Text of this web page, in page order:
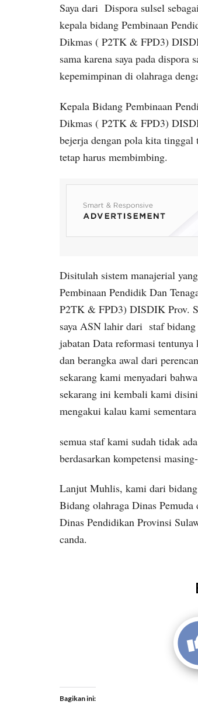
Saya dari Dispora sulsel
kepala bidang Pembinaan
Dikmas ( P2TK & FPD3)
sama karena saya pada
kepemimpinan di olahraga
Kepala Bidang Pembinaan
Dikmas ( P2TK & FPD3)
bejerja dengan pola kita
tetap harus membimbing.
Disitulah sistem manajerial
Pembinaan Pendidik Dan
P2TK & FPD3) DISDIK Prov.
saya ASN lahir dari staf bidang
jabatan Data reformasi
dan berangka awal dari
sekarang kami menyadari
sekarang ini kembali kami
mengakui kalau kami
semua staf kami sudah tidak
berdasarkan kompetensi
Lanjut Muhlis, kami dari bidang
Bidang olahraga Dinas
Dinas Pendidikan Provinsi
canda.
Bagikan ini: